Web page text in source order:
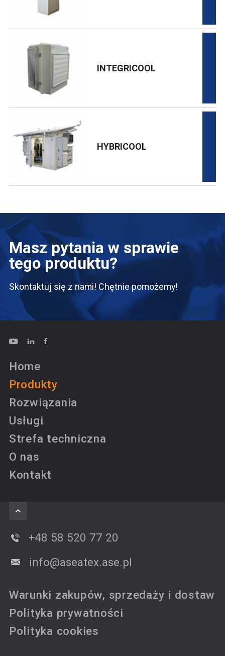
INTEGRICOOL
HYBRICOOL
Masz pytania w sprawie
tego produktu?
Skontaktuj się z nami! Chętnie pomożemy!
Home
Produkty
Rozwiązania
Usługi
Strefa techniczna
O nas
Kontakt
+48 58 520 77 20
info@aseatex.ase.pl
Warunki zakupów, sprzedaży i dostaw
Polityka prywatności
Polityka cookies